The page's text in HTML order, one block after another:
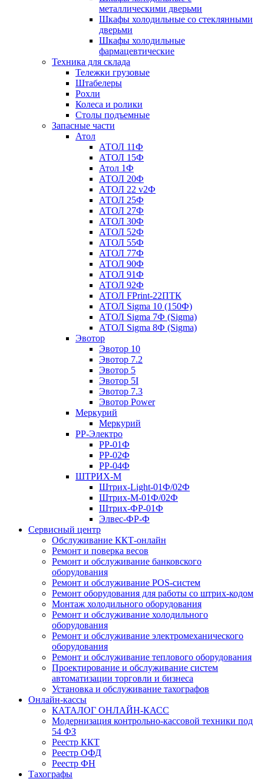
металлическими дверьми
Шкафы холодильные со стеклянными
дверьми
Шкафы холодильные
фармацевтические
Техника для склада
Тележки грузовые
Штабелеры
Рохли
Колеса и ролики
Столы подъемные
Запасные части
Атол
АТОЛ 11Ф
АТОЛ 15Ф
Атол 1Ф
АТОЛ 20Ф
АТОЛ 22 v2Ф
АТОЛ 25Ф
АТОЛ 27Ф
АТОЛ 30Ф
АТОЛ 52Ф
АТОЛ 55Ф
АТОЛ 77Ф
АТОЛ 90Ф
АТОЛ 91Ф
АТОЛ 92Ф
АТОЛ FPrint-22ПТК
АТОЛ Sigma 10 (150Ф)
АТОЛ Sigma 7Ф (Sigma)
АТОЛ Sigma 8Ф (Sigma)
Эвотор
Эвотор 10
Эвотор 7.2
Эвотор 5
Эвотор 5I
Эвотор 7.3
Эвотор Power
Меркурий
Меркурий
РР-Электро
РР-01Ф
РР-02Ф
РР-04Ф
ШТРИХ-М
Штрих-Light-01Ф/02Ф
Штрих-М-01Ф/02Ф
Штрих-ФР-01Ф
Элвес-ФР-Ф
Сервисный центр
Обслуживание ККТ-онлайн
Ремонт и поверка весов
Ремонт и обслуживание банковского
оборудования
Ремонт и обслуживание POS-систем
Ремонт оборудования для работы со штрих-кодом
Монтаж холодильного оборудования
Ремонт и обслуживание холодильного
оборудования
Ремонт и обслуживание электромеханического
оборудования
Ремонт и обслуживание теплового оборудования
Проектирование и обслуживание систем
автоматизации торговли и бизнеса
Установка и обслуживание тахографов
Онлайн-кассы
КАТАЛОГ ОНЛАЙН-КАСС
Модернизация контрольно-кассовой техники под
54 ФЗ
Реестр ККТ
Реестр ОФД
Реестр ФН
Тахографы